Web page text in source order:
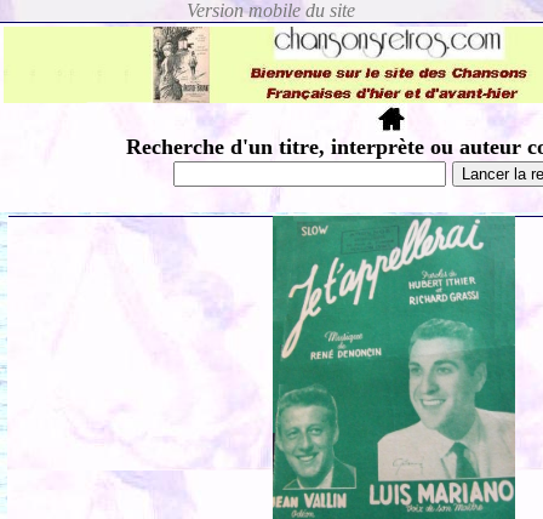
Recherche d'un titre, interprète ou auteur